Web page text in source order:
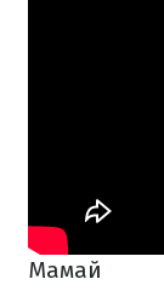
Мамай